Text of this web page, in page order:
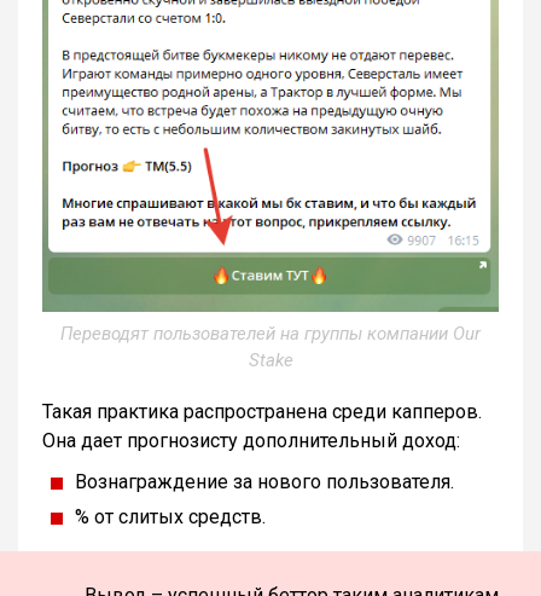
Переводят пользователей на группы компании Our
Stake
Такая практика распространена среди капперов.
Она дает прогнозисту дополнительный доход:
Вознаграждение за нового пользователя.
% от слитых средств.